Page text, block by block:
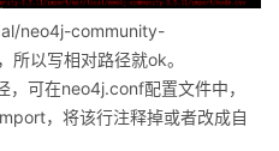
neo4j-community-
以写相对路径就ok。
可在neo4j.conf配置文件中，
，将该行注释掉或者改成自